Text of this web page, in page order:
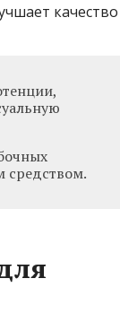
качество
средством.